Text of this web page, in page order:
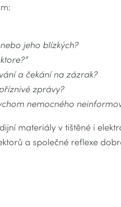
jeho blízkých?
a čekání na zázrak?
zprávy?
nemocného
materiály v tištěné i
a společné reflexe